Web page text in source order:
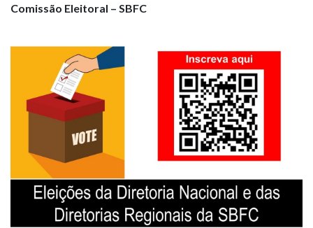
Comissão Eleitoral – SBFC